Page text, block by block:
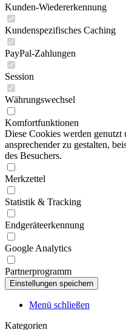
Kunden-Wiedererkennung
Kundenspezifisches Caching
PayPal-Zahlungen
Session
Währungswechsel
Komfortfunktionen
Diese Cookies werden genutzt
ansprechender zu gestalten,
des Besuchers.
Merkzettel
Statistik & Tracking
Endgeräteerkennung
Google Analytics
Partnerprogramm
Menü schließen
Kategorien